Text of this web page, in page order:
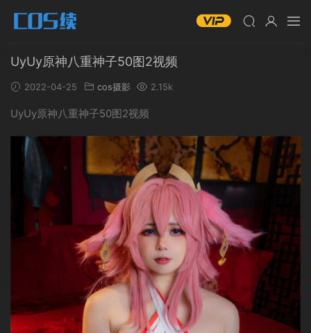
UyUy原神八重神子50图2视频
2022-04-25 cos摄影 2.15k
UyUy原神八重神子50图2视频